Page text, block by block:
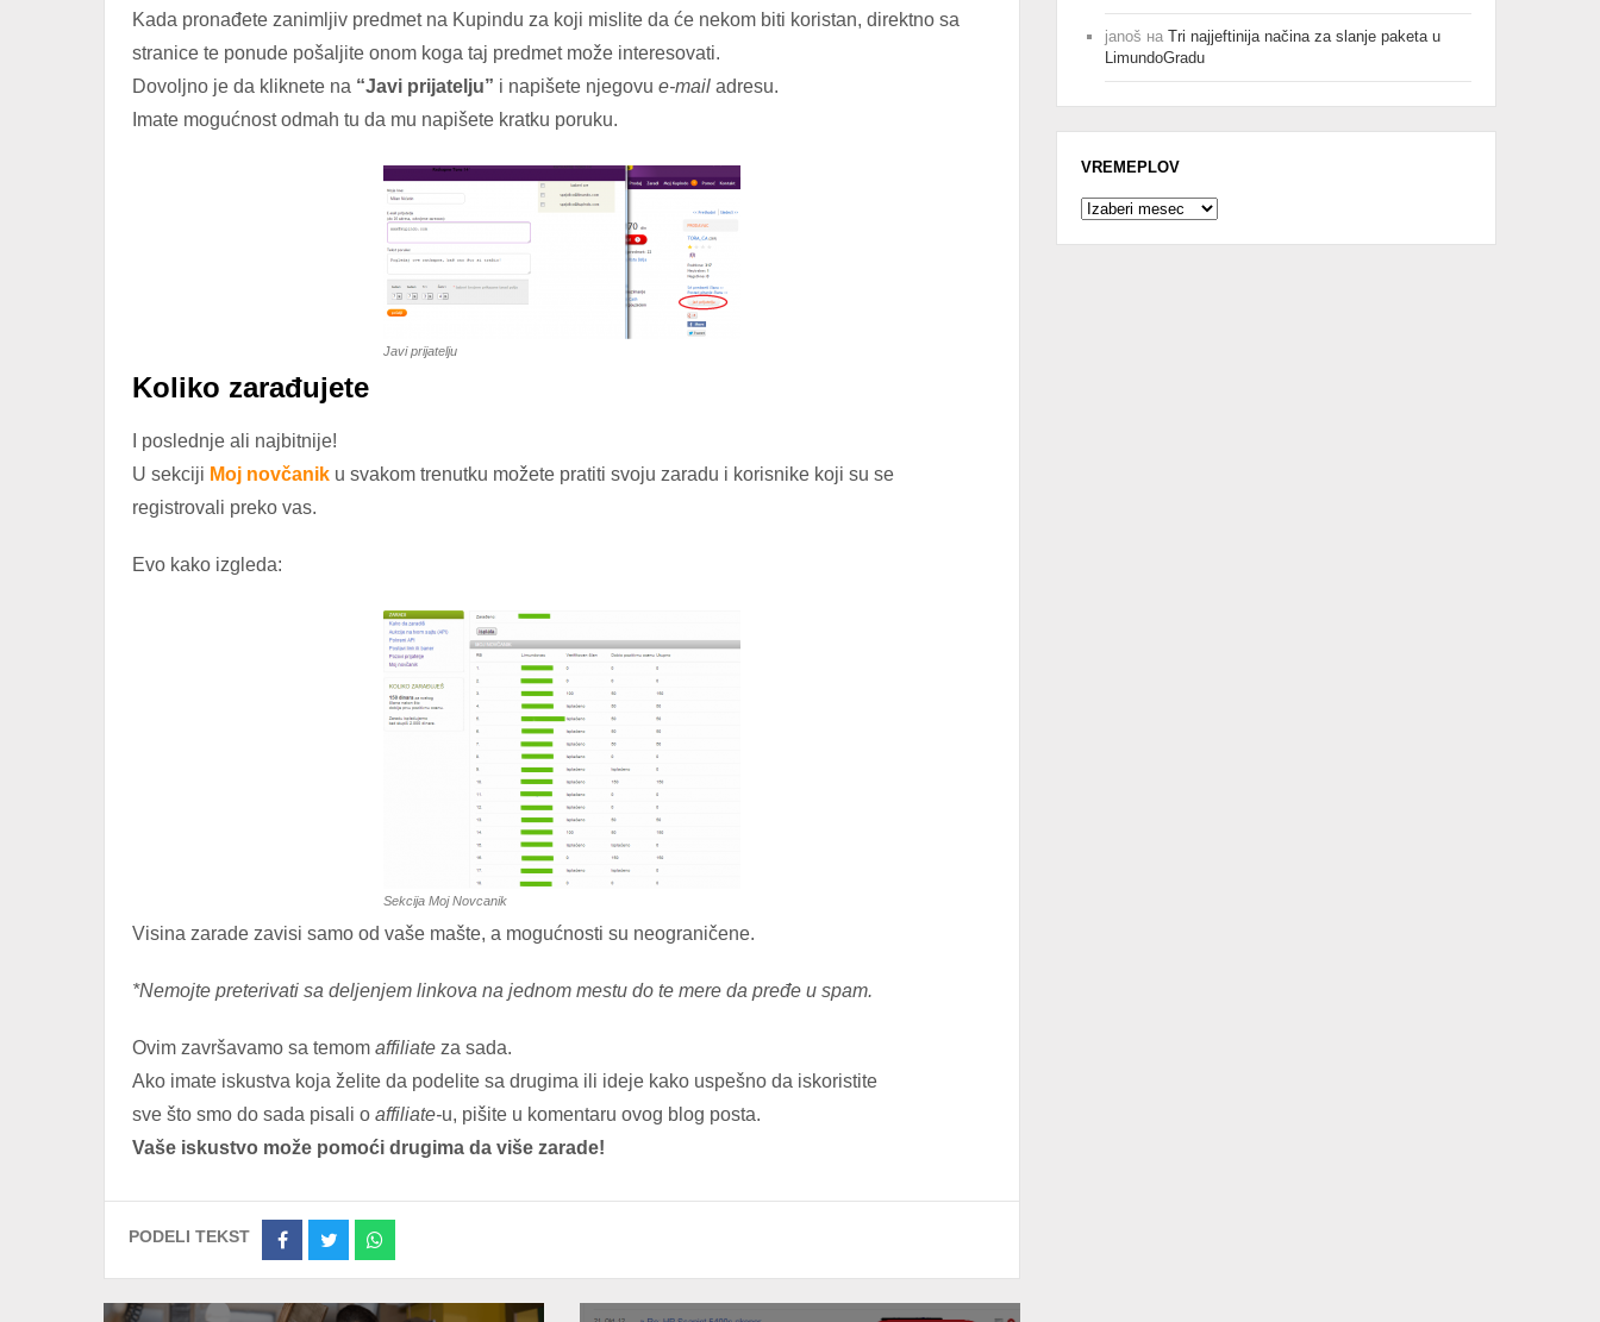
Kada pronađete zanimljiv predmet na Kupindu za koji mislite da će nekom biti koristan, direktno sa
stranice te ponude pošaljite onom koga taj predmet može interesovati.
Dovoljno je da kliknete na “Javi prijatelju” i napišete njegovue-mail adresu.
Imate mogućnost odmah tu da mu napišete kratku poruku.
Javi prijatelju
Koliko zarađujete
I poslednje ali najbitnije!
U sekciji Moj novčanik u svakom trenutku možete pratiti svoju zaradu i korisnike koji su se
registrovali preko vas.
Evo kako izgleda:
Sekcija Moj Novcanik
Visina zarade zavisi samo od vaše mašte, a mogućnosti su neograničene.
*Nemojte preterivati sa deljenjem linkova na jednom mestu do te mere da pređe u spam.
Ovim završavamo sa temomaffiliate za sada.
Ako imate iskustva koja želite da podelite sa drugima ili ideje kako uspešno da iskoristite
sve što smo do sada pisali oaffiliate-u, pišite u komentaru ovog blog posta.
Vaše iskustvo može pomoći drugima da više zarade!
PODELI TEKST
Share
Facebook
Share
TwitterWhatsapp
janoš наTri najjeftinija načina za slanje paketa u
LimundoGradu
VREMEPLOV
Vremeplov